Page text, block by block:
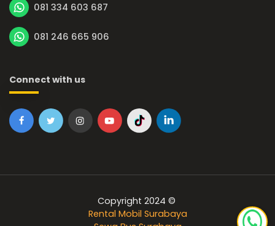
081 334 603 687
081 246 665 906
Connect with us
Copyright 2024 ©
Rental Mobil Surabaya